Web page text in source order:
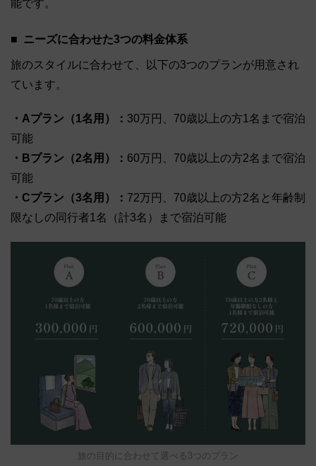
能です。
ニーズに合わせた3つの料金体系
旅のスタイルに合わせて、以下の3つのプランが用意され
ています。
・Aプラン（1名用）： 30万円、70歳以上の方1名まで宿泊
可能
・Bプラン（2名用）： 60万円、70歳以上の方2名まで宿泊
可能
・Cプラン（3名用）： 72万円、70歳以上の方2名と年齢制
限なしの同行者1名（計3名）まで宿泊可能
旅の目的に合わせて選べる3つのプラン